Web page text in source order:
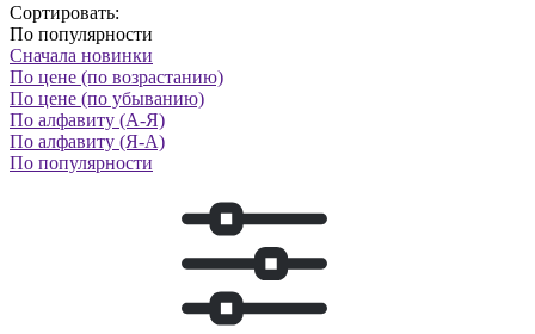
Сортировать:
По популярности
Сначала новинки
По цене (по возрастанию)
По цене (по убыванию)
По алфавиту (А-Я)
По алфавиту (Я-А)
По популярности